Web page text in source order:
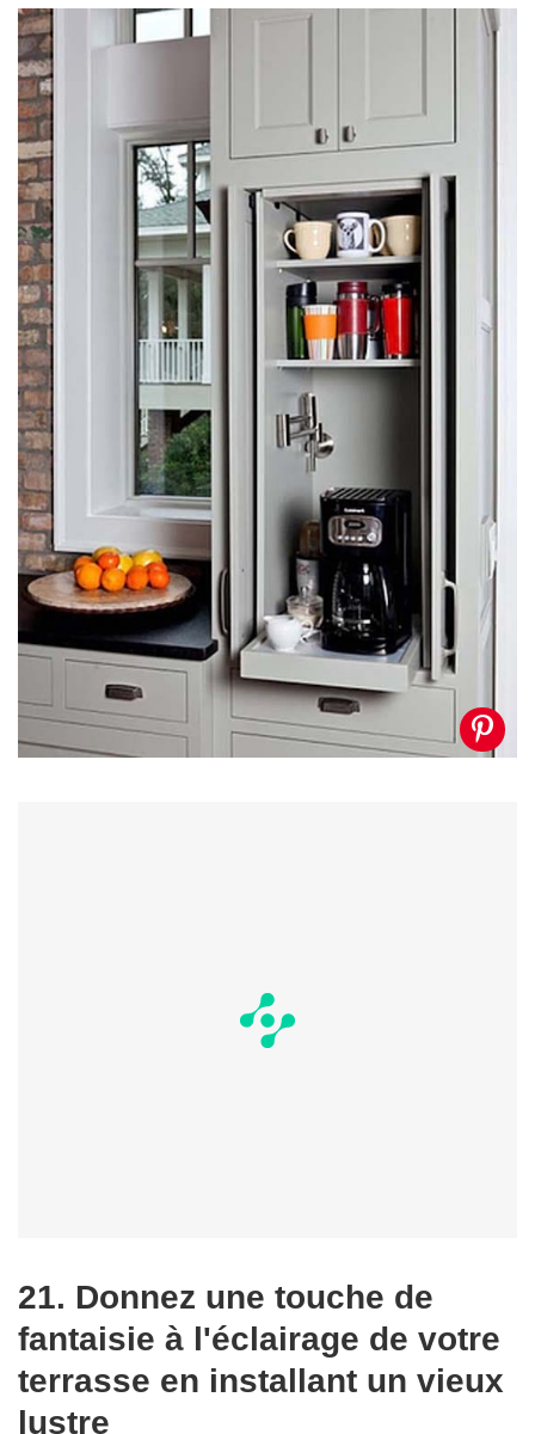
21. Donnez une touche de
fantaisie à l'éclairage de votre
terrasse en installant un vieux
lustre